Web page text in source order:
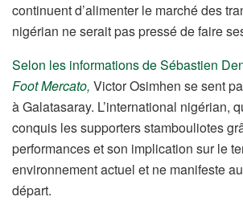
continuent d’alimenter le marché des
nigérian ne serait pas pressé de faire
Selon les informations de Sébastien
Foot Mercato, Victor Osimhen se sent
à Galatasaray. L’international nigérian,
conquis les supporters stambouliotes
performances et son implication sur le
environnement actuel et ne manifeste
départ.